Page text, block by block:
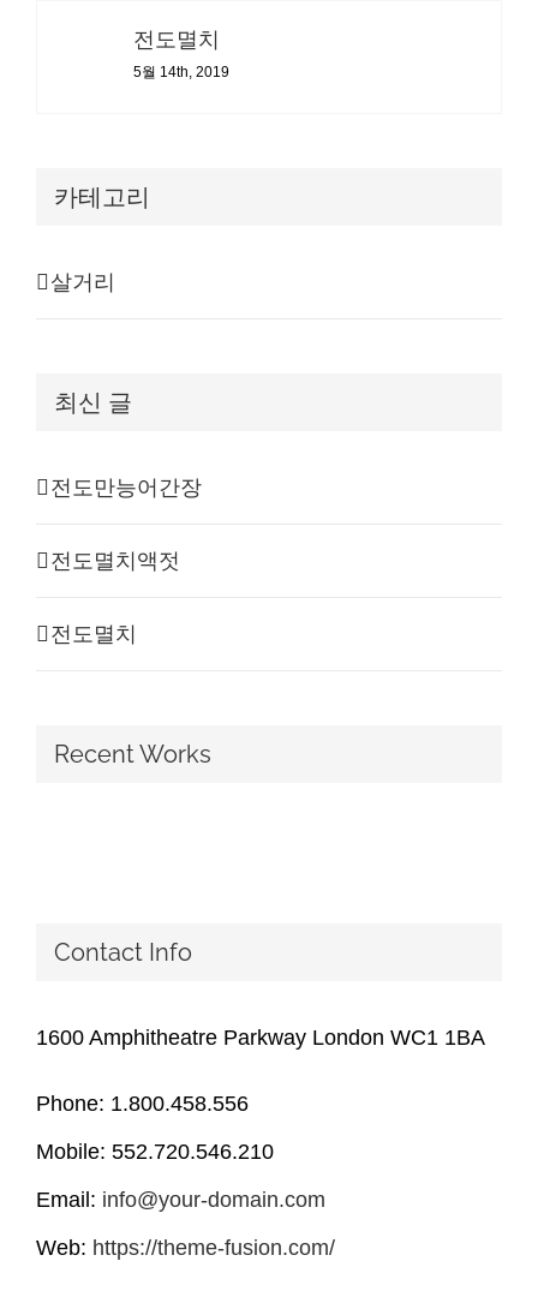
전도멸치
5월 14th, 2019
카테고리
살거리
최신 글
전도만능어간장
전도멸치액젓
전도멸치
Recent Works
Contact Info
1600 Amphitheatre Parkway London WC1 1BA
Phone: 1.800.458.556
Mobile: 552.720.546.210
Email: info@your-domain.com
Web: https://theme-fusion.com/